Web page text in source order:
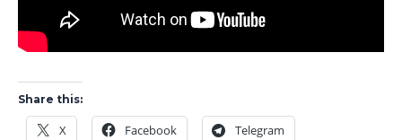
Share this:
X Facebook Telegram